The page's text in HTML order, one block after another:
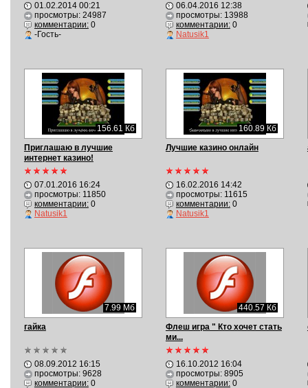
01.02.2014 00:21
просмотры: 24987
комментарии:0
-Гость-
06.04.2016 12:38
просмотры: 13988
комментарии:0
Natusik1
156.61 Кб
Приглашаю в лучшие
интернет казино!
07.01.2016 16:24
просмотры: 11850
комментарии:0
Natusik1
160.89 Кб
Лучшие казино онлайн
16.02.2016 14:42
просмотры: 11615
комментарии:0
Natusik1
7.99 Мб
гайка
08.09.2012 16:15
просмотры: 9628
комментарии:0
440.57 Кб
Флеш игра " Кто хочет стать
ми...
16.10.2012 16:04
просмотры: 8905
комментарии:0